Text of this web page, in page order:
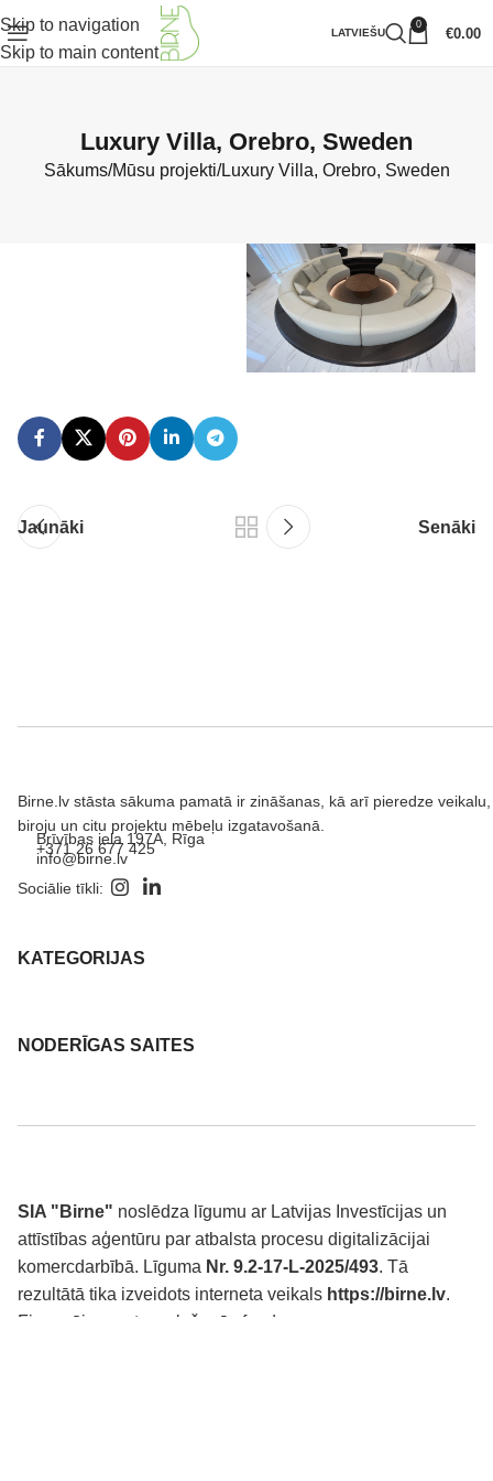
Skip to navigation
Skip to main content
LATVIEŠU
0
€0.00
Luxury Villa, Orebro, Sweden
Sākums Mūsu projekti Luxury Villa, Orebro, Sweden
Jaunāki Senāki
Birne.lv stāsta sākuma pamatā ir zināšanas, kā arī pieredze veikalu,
biroju un citu projektu mēbeļu izgatavošanā.
Brīvības iela 197A, Rīga
+371 26 677 425
info@birne.lv
Sociālie tīkli:
KATEGORIJAS
NODERĪGAS SAITES
SIA "Birne" noslēdza līgumu ar Latvijas Investīcijas un
attīstības aģentūru par atbalsta procesu digitalizācijai
komercdarbībā. Līguma Nr. 9.2-17-L-2025/493. Tā
rezultātā tika izveidots interneta veikals https://birne.lv.
Finansējums-atveseļošanās fonds.